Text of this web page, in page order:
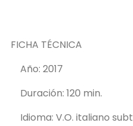
FICHA TÉCNICA
Año: 2017
Duración: 120 min.
Idioma: V.O. italiano